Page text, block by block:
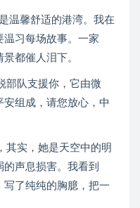
温馨舒适的港湾。我在
温习每场故事。一家
都催人泪下。
部队支援你，它由微
组成，请您放心，中
其实，她是天空中的明
声息损害。我看到
写了纯纯的胸臆，把一